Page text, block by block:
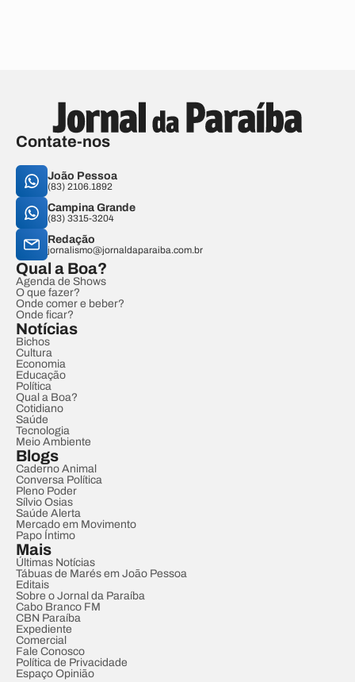
Contate-nos
João Pessoa
(83) 2106.1892
Campina Grande
(83) 3315-3204
Redação
jornalismo@jornaldaparaiba.com.br
Qual a Boa?
Agenda de Shows
O que fazer?
Onde comer e beber?
Onde ficar?
Notícias
Bichos
Cultura
Economia
Educação
Política
Qual a Boa?
Cotidiano
Saúde
Tecnologia
Meio Ambiente
Blogs
Caderno Animal
Conversa Política
Pleno Poder
Sílvio Osias
Saúde Alerta
Mercado em Movimento
Papo Íntimo
Mais
Últimas Notícias
Tábuas de Marés em João Pessoa
Editais
Sobre o Jornal da Paraíba
Cabo Branco FM
CBN Paraíba
Expediente
Comercial
Fale Conosco
Política de Privacidade
Espaço Opinião